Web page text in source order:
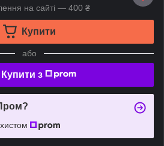
на сайті — 400 ₴
Купити
або
Купити з